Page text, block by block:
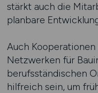
stärkt auch die
planbare
Auch
Netzwerken für
berufsständischen
hilfreich sein, um